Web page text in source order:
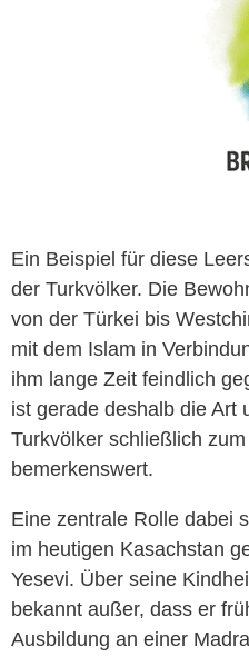
Ein Beispiel für diese
der Turkvölker. Die
von der Türkei bis
mit dem Islam in
ihm lange Zeit feindlich
ist gerade deshalb die Art
Turkvölker schließlich
bemerkenswert.
Eine zentrale Rolle dabei
im heutigen Kasachstan
Yesevi. Über seine
bekannt außer, dass er
Ausbildung an einer